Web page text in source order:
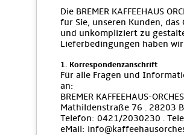
Die BREMER KAFFEEHAUS
für Sie, unseren Kunden,
und unkompliziert zu
Lieferbedingungen haben
1. Korrespondenzanschrift
Für alle Fragen und
an:
BREMER KAFFEEHAUS-
Mathildenstraße 76 · 28203
Telefon: 0421/2030230 ·
eMail: